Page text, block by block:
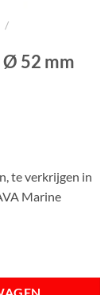
/
52 mm
te verkrijgen in
Marine